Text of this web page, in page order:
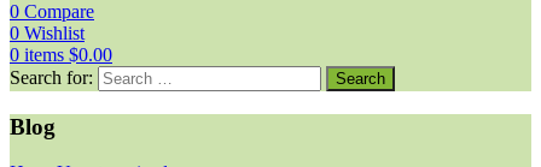
0 Compare
0 Wishlist
0 items $0.00
Search for:
Blog